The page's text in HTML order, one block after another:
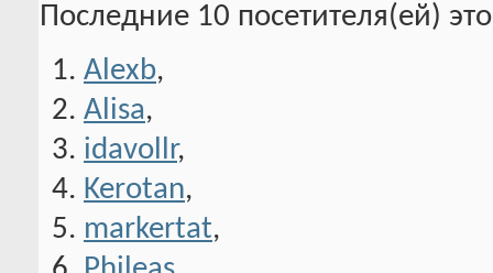
Последние 10 посетителя(ей)
Alexb,
Alisa,
idavollr,
Kerotan,
markertat,